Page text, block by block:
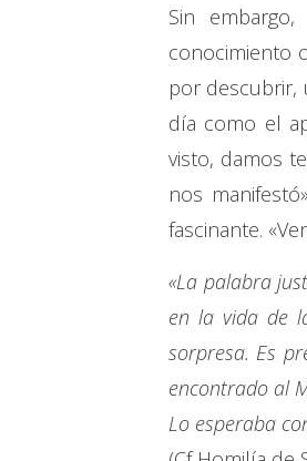
Sin
conocimiento
por descubrir,
día como el
visto, damos
nos
fascinante.
«La palabra
en la vida de
sorpresa. Es
encontrado al
Lo esperaba